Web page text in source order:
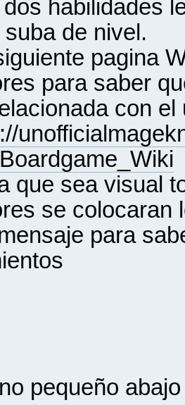
habilidades
suba de nivel.
pagina
para saber
con
sea visual
se colocaran
para
pequeño abajo